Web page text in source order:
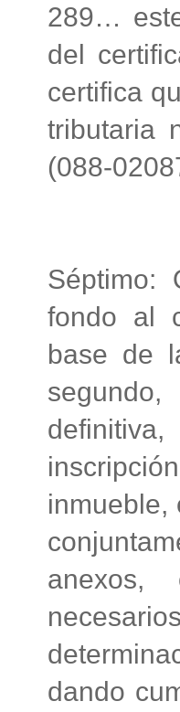
289…
del
certifica
tributaria
(088-
Séptimo:
fondo al
base de
inmueble,
anexos,
dando